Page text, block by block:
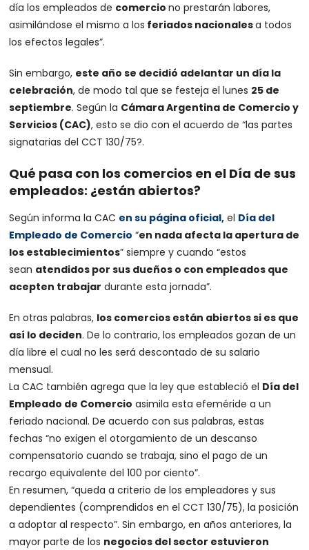
día los empleados de comerciono prestarán labores,
asimilándose el mismo a los feriados nacionalesa todos
los efectos legales”.
Sin embargo, este año se decidió adelantar un día la
celebración, de modo tal que se festeja el lunes 25 de
septiembre. Según la Cámara Argentina de Comercio y
Servicios (CAC), esto se dio con el acuerdo de “las partes
signatarias del CCT 130/75?.
Qué pasa con los comercios en el Día de sus
empleados: ¿están abiertos?
Según informa la CAC en su página oficial, el Día del
Empleado de Comercio “en nada afecta la apertura de
los establecimientos” siempre y cuando “estos
sean atendidos por sus dueños o con empleados que
acepten trabajar durante esta jornada”.
En otras palabras, los comercios están abiertos si es que
así lo deciden. De lo contrario, los empleados gozan de un
día libre el cual no les será descontado de su salario
mensual.
La CAC también agrega que la ley que estableció el Día del
Empleado de Comercio asimila esta efeméride a un
feriado nacional. De acuerdo con sus palabras, estas
fechas “no exigen el otorgamiento de un descanso
compensatorio cuando se trabaja, sino el pago de un
recargo equivalente del 100 por ciento”.
En resumen, “queda a criterio de los empleadores y sus
dependientes (comprendidos en el CCT 130/75), la posición
a adoptar al respecto”. Sin embargo, en años anteriores, la
mayor parte de los negocios del sector estuvieron